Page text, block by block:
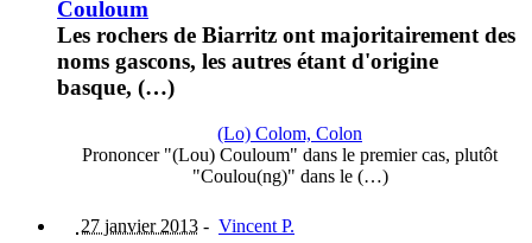
Couloum
Les rochers de Biarritz ont majoritairement des
noms gascons, les autres étant d'origine
basque, (…)
(Lo) Colom, Colon
Prononcer "(Lou) Couloum" dans le premier cas, plutôt
"Coulou(ng)" dans le (…)
27 janvier 2013 - Vincent P.